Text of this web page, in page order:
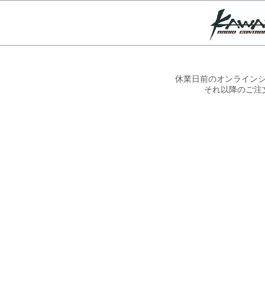
休業日前のオンライン
それ以降のご